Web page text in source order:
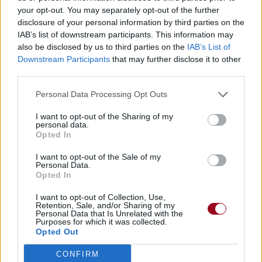
your opt-out. You may separately opt-out of the further
disclosure of your personal information by third parties on the
IAB’s list of downstream participants. This information may
also be disclosed by us to third parties on the IAB’s List of
Downstream Participants that may further disclose it to other
Personal Data Processing Opt Outs
I want to opt-out of the Sharing of my
personal data.
Opted In
I want to opt-out of the Sale of my
Personal Data.
Opted In
I want to opt-out of Collection, Use,
Retention, Sale, and/or Sharing of my
Personal Data that Is Unrelated with the
Purposes for which it was collected.
Opted Out
CONFIRM